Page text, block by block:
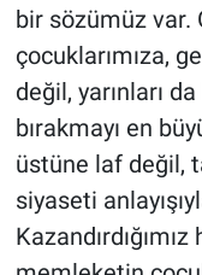
bir sözümüz var.
çocuklarımıza,
değil, yarınları
bırakmayı en
üstüne laf değil,
siyaseti